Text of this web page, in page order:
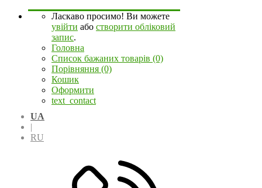
Ласкаво просимо! Ви можете
увійти або створити обліковий
запис.
Головна
Список бажаних товарів (0)
Порівняння (0)
Кошик
Оформити
text_contact
UA
|
RU